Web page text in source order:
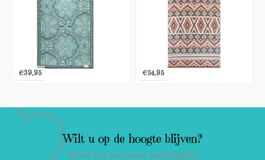
€39,95 €54,95
Wilt u op de hoogte blijven?
Word lid van onze mailinglijst